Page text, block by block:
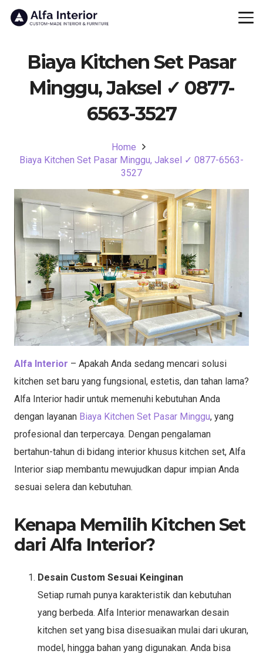
Biaya Kitchen Set Pasar
Minggu, Jaksel ✓ 0877-
6563-3527
Home
Biaya Kitchen Set Pasar Minggu, Jaksel ✓ 0877-6563-
3527
Alfa Interior – Apakah Anda sedang mencari solusi
kitchen set baru yang fungsional, estetis, dan tahan lama?
Alfa Interior hadir untuk memenuhi kebutuhan Anda
dengan layanan Biaya Kitchen Set Pasar Minggu, yang
profesional dan terpercaya. Dengan pengalaman
bertahun-tahun di bidang interior khusus kitchen set, Alfa
Interior siap membantu mewujudkan dapur impian Anda
sesuai selera dan kebutuhan.
Kenapa Memilih Kitchen Set
dari Alfa Interior?
Desain Custom Sesuai Keinginan
Setiap rumah punya karakteristik dan kebutuhan
yang berbeda. Alfa Interior menawarkan desain
kitchen set yang bisa disesuaikan mulai dari ukuran,
model, hingga bahan yang digunakan. Anda bisa